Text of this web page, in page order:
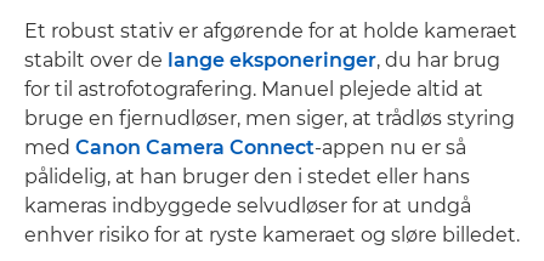
Et robust stativ er afgørende for at holde kameraet
stabilt over de lange eksponeringer, du har brug
for til astrofotografering. Manuel plejede altid at
bruge en fjernudløser, men siger, at trådløs styring
med Canon Camera Connect-appen nu er så
pålidelig, at han bruger den i stedet eller hans
kameras indbyggede selvudløser for at undgå
enhver risiko for at ryste kameraet og sløre billedet.